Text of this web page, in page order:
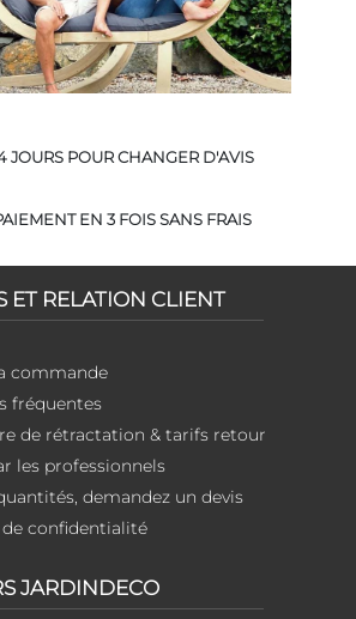
JOURS POUR CHANGER D'AVIS
EN 3 FOIS SANS FRAIS
ET RELATION CLIENT
commande
fréquentes
de rétractation & tarifs retour
les professionnels
demandez un devis
confidentialité
JARDINDECO